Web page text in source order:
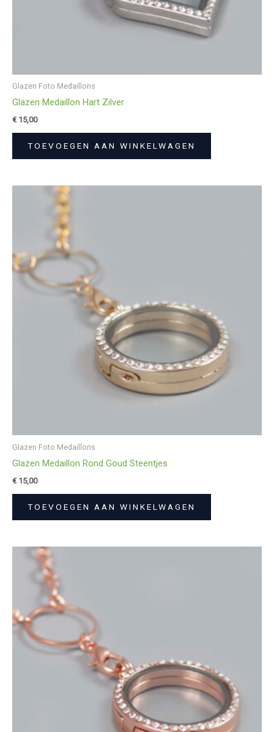
Glazen Foto Medaillons
Glazen Medaillon Hart Zilver
€15,00
TOEVOEGEN AAN WINKELWAGEN
Glazen Foto Medaillons
Glazen Medaillon Rond Goud Steentjes
€15,00
TOEVOEGEN AAN WINKELWAGEN